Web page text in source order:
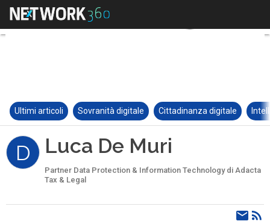
Ultimi articoli Sovranità digitale Cittadinanza digitale
D Luca De Muri
Partner Data Protection & Information Technology di Adacta
Tax & Legal